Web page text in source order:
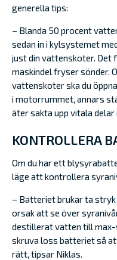
generella tips:
– Blanda 50 procent
sedan in i kylsystemet
just din vattenskoter. Det
maskindel fryser sönder.
vattenskoter ska du
i motorrummet, annars
äter sakta upp vitala
KONTROLLERA
Om du har ett
läge att kontrollera
– Batteriet brukar ta
orsak att se över
destillerat vatten till
skruva loss batteriet så
rätt, tipsar Niklas.